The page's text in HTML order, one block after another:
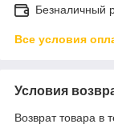
Безналичный
Все условия
Условия
Возврат товара в